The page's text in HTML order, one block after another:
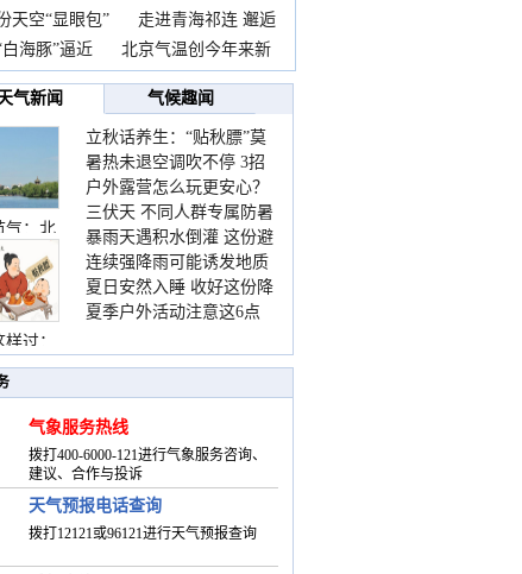
天空“显眼包”
走进青海祁连 邂逅
白海豚”逼近
北京气温创今年来新
气新闻
气候趣闻
气：北
过：
立秋话养生：“贴秋膘”莫
着急 先清暑再防燥
暑热未退空调吹不停 3招
护住肩颈不酸痛
户外露营怎么玩更安心？
这份攻略请收好
三伏天 不同人群专属防暑
要点请收好
暴雨天遇积水倒灌 这份避
险提示请收好
连续强降雨可能诱发地质
灾害 这些前兆要知道
夏日安然入睡 收好这份降
温小贴士
夏季户外活动注意这6点
气象服务热线
拨打400-6000-121进行气象服务咨询、
建议、合作与投诉
天气预报电话查询
拨打12121或96121进行天气预报查询